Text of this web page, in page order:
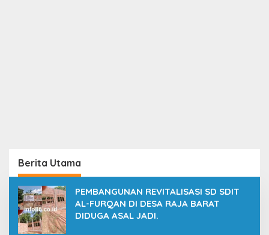
Berita Utama
PEMBANGUNAN REVITALISASI SD SDIT
AL-FURQAN DI DESA RAJA BARAT
DIDUGA ASAL JADI.